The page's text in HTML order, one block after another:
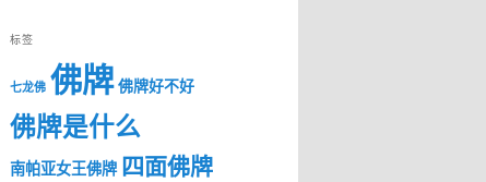
标签
七龙佛 佛牌 佛牌好不好
佛牌是什么
南帕亚女王佛牌 四面佛牌